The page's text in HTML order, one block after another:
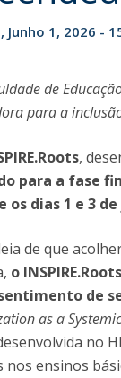
for
Junho 1, 2026 -
de
para a
,
para a fase
os dias 1 e 3
de que
o
de
as a
no
ensinos